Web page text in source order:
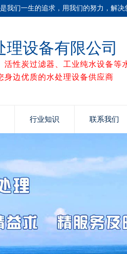
我们一生的追求，用我们的努力，解决
理设备有限公司
活性炭过滤器、工业纯水设备等
身边优质的水处理设备供应商
行业知识 联系我们